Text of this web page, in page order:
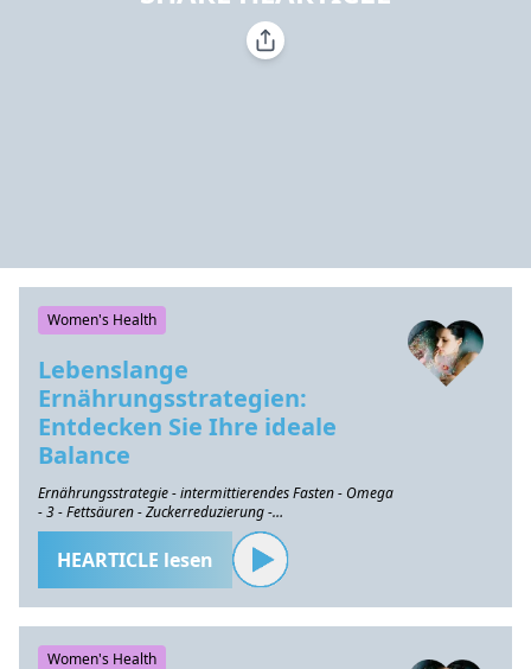
Women's Health
Lebenslange
Ernährungsstrategien:
Entdecken Sie Ihre ideale
Balance
Ernährungsstrategie - intermittierendes Fasten - Omega
- 3 - Fettsäuren - Zuckerreduzierung -
Gesundheitserhaltung
HEARTICLE lesen
Women's Health